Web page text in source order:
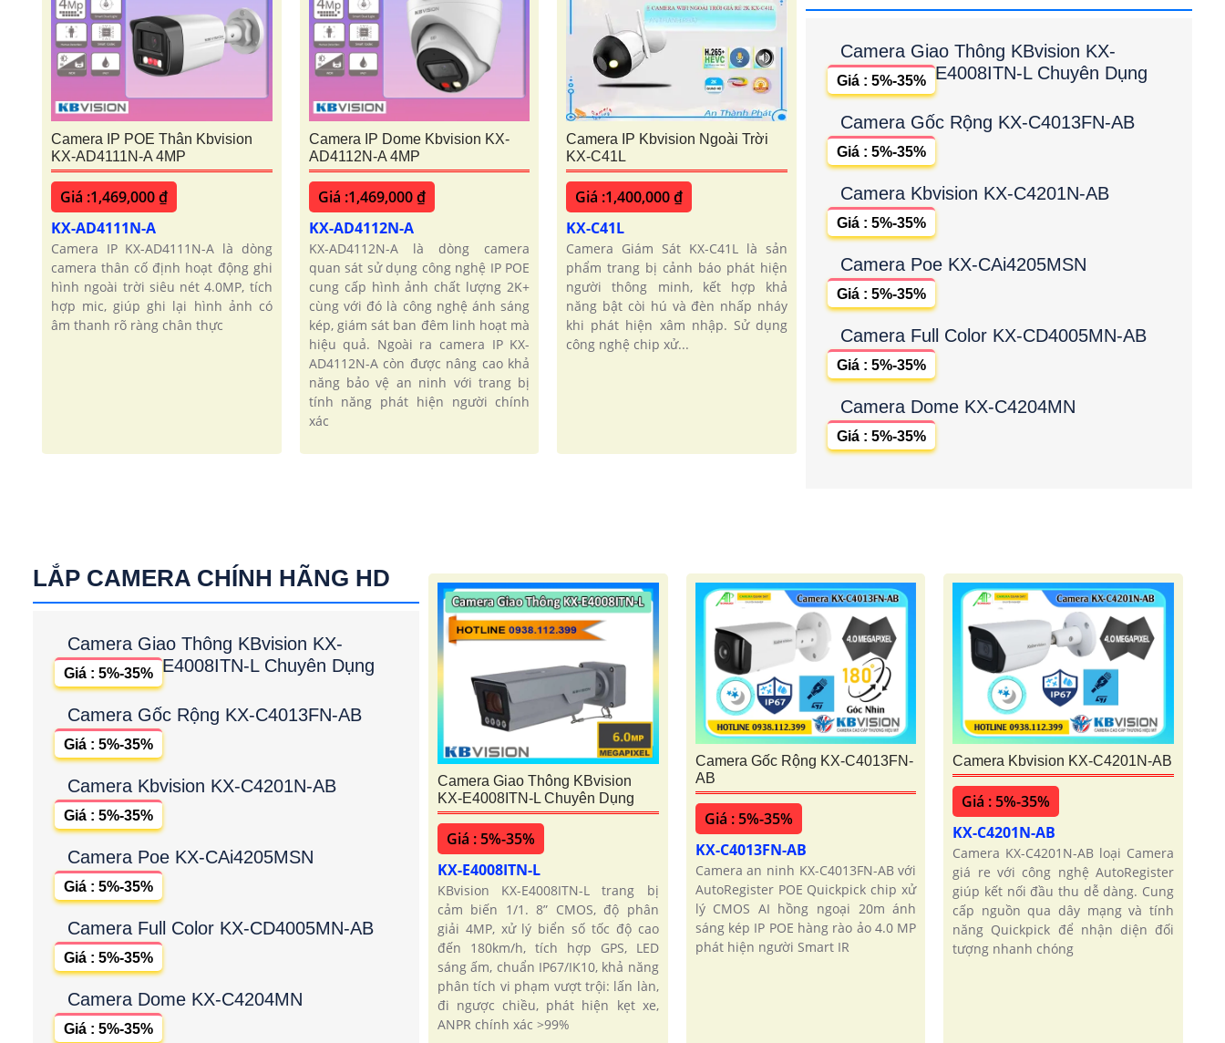
Camera IP POE Thân Kbvision
KX-AD4111N-A 4MP
Giá :1,469,000 ₫
KX-AD4111N-A
Camera IP KX-AD4111N-A là dòng
camera thân cố định hoạt động ghi
hình ngoài trời siêu nét 4.0MP, tích
hợp mic, giúp ghi lại hình ảnh có
âm thanh rõ ràng chân thực
Camera IP Dome Kbvision KX-
AD4112N-A 4MP
Giá :1,469,000 ₫
KX-AD4112N-A
KX-AD4112N-A là dòng camera
quan sát sử dụng công nghệ IP POE
cung cấp hình ảnh chất lượng 2K+
cùng với đó là công nghệ ánh sáng
kép, giám sát ban đêm linh hoạt mà
hiệu quả. Ngoài ra camera IP KX-
AD4112N-A còn được nâng cao khả
năng bảo vệ an ninh với trang bị
tính năng phát hiện người chính
xác
Camera IP Kbvision Ngoài Trời
KX-C41L
Giá :1,400,000 ₫
KX-C41L
Camera Giám Sát KX-C41L là sản
phẩm trang bị cảnh báo phát hiện
người thông minh, kết hợp khả
năng bật còi hú và đèn nhấp nháy
khi phát hiện xâm nhập. Sử dụng
công nghệ chip xử...
Camera Giao Thông KBvision KX-
E4008ITN-L Chuyên Dụng
Giá : 5%-35%
Camera Gốc Rộng KX-C4013FN-AB
Giá : 5%-35%
Camera Kbvision KX-C4201N-AB
Giá : 5%-35%
Camera Poe KX-CAi4205MSN
Giá : 5%-35%
Camera Full Color KX-CD4005MN-AB
Giá : 5%-35%
Camera Dome KX-C4204MN
Giá : 5%-35%
LẮP CAMERA CHÍNH HÃNG HD
Camera Giao Thông KBvision KX-
E4008ITN-L Chuyên Dụng
Giá : 5%-35%
Camera Gốc Rộng KX-C4013FN-AB
Giá : 5%-35%
Camera Kbvision KX-C4201N-AB
Giá : 5%-35%
Camera Poe KX-CAi4205MSN
Giá : 5%-35%
Camera Full Color KX-CD4005MN-AB
Giá : 5%-35%
Camera Dome KX-C4204MN
Giá : 5%-35%
Camera Giao Thông KBvision
KX-E4008ITN-L Chuyên Dụng
Giá : 5%-35%
KX-E4008ITN-L
KBvision KX-E4008ITN-L trang bị
cảm biến 1/1. 8” CMOS, độ phân
giải 4MP, xử lý biển số tốc độ cao
đến 180km/h, tích hợp GPS, LED
sáng ấm, chuẩn IP67/IK10, khả năng
phân tích vi phạm vượt trội: lấn làn,
đi ngược chiều, phát hiện kẹt xe,
ANPR chính xác >99%
Camera Gốc Rộng KX-C4013FN-
AB
Giá : 5%-35%
KX-C4013FN-AB
Camera an ninh KX-C4013FN-AB với
AutoRegister POE Quickpick chip xử
lý CMOS AI hồng ngoại 20m ánh
sáng kép IP POE hàng rào ảo 4.0 MP
phát hiện người Smart IR
Camera Kbvision KX-C4201N-AB
Giá : 5%-35%
KX-C4201N-AB
Camera KX-C4201N-AB loại Camera
giá re với công nghệ AutoRegister
giúp kết nối đầu thu dễ dàng. Cung
cấp nguồn qua dây mạng và tính
năng Quickpick để nhận diện đối
tượng nhanh chóng